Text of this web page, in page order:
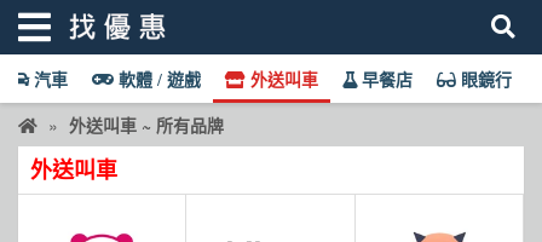
汽車 軟體 / 遊戲 外送叫車 早餐店 眼鏡行
外送叫車 ~ 所有品牌
外送叫車
找優惠
首頁
優惠活動